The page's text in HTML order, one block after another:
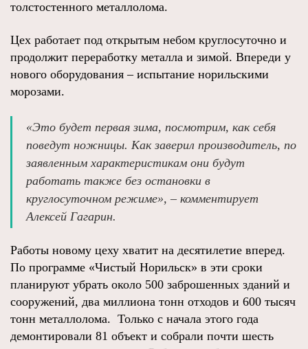
толстостенного металлолома.
Цех работает под открытым небом круглосуточно и
продолжит переработку металла и зимой. Впереди у
нового оборудования – испытание норильскими
морозами.
«Это будет первая зима, посмотрим, как себя
поведут ножницы. Как заверил производитель, по
заявленным характеристикам они будут
работать также без остановки в
круглосуточном режиме», – комментирует
Алексей Гагарин.
Работы новому цеху хватит на десятилетие вперед.
По программе «Чистый Норильск» в эти сроки
планируют убрать около 500 заброшенных зданий и
сооружений, два миллиона тонн отходов и 600 тысяч
тонн металлолома. Только с начала этого года
демонтировали 81 объект и собрали почти шесть